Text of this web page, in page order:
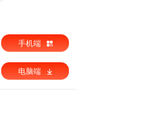
手机端
电脑端